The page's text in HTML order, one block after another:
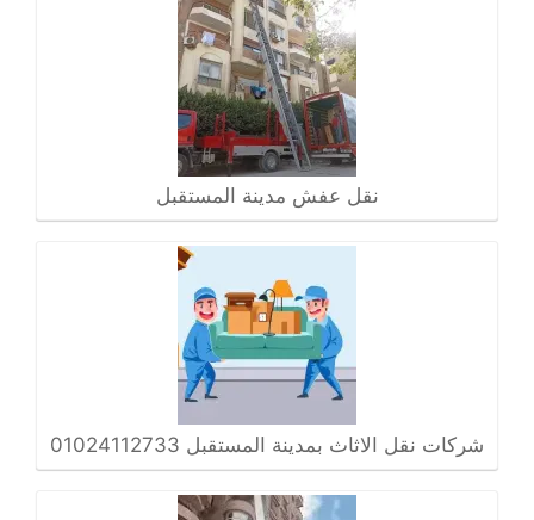
نقل عفش مدينة المستقبل
شركات نقل الاثاث بمدينة المستقبل 01024112733